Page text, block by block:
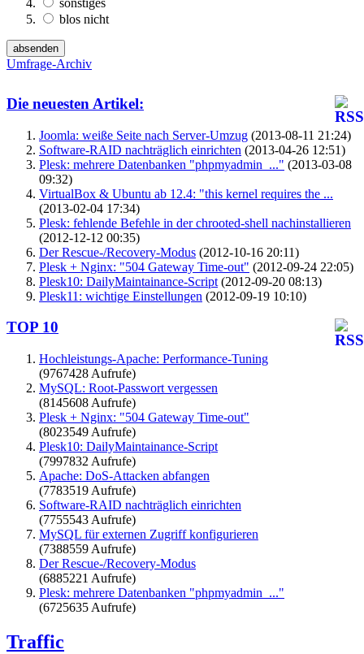
sonstiges
blos nicht
Umfrage-Archiv
Die neuesten Artikel:
Joomla: weiße Seite nach Server-Umzug (2013-08-11 21:24)
Software-RAID nachträglich einrichten (2013-04-26 12:51)
Plesk: mehrere Datenbanken "phpmyadmin_..." (2013-03-08
09:32)
VirtualBox & Ubuntu ab 12.4: "this kernel requires the ...
(2013-02-04 17:34)
Plesk: fehlende Befehle in der chrooted-shell nachinstallieren
(2012-12-12 00:35)
Der Rescue-/Recovery-Modus (2012-10-16 20:11)
Plesk + Nginx: "504 Gateway Time-out" (2012-09-24 22:05)
Plesk10: DailyMaintainance-Script (2012-09-20 08:13)
Plesk11: wichtige Einstellungen (2012-09-19 10:10)
TOP 10
Hochleistungs-Apache: Performance-Tuning
(9767428 Aufrufe)
MySQL: Root-Passwort vergessen
(8145608 Aufrufe)
Plesk + Nginx: "504 Gateway Time-out"
(8023549 Aufrufe)
Plesk10: DailyMaintainance-Script
(7997832 Aufrufe)
Apache: DoS-Attacken abfangen
(7783519 Aufrufe)
Software-RAID nachträglich einrichten
(7755543 Aufrufe)
MySQL für externen Zugriff konfigurieren
(7388559 Aufrufe)
Der Rescue-/Recovery-Modus
(6885221 Aufrufe)
Plesk: mehrere Datenbanken "phpmyadmin_..."
(6725635 Aufrufe)
Traffic